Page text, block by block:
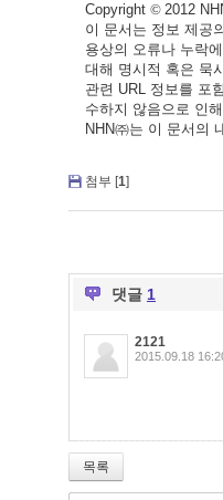
Copyright © 2012
이 문서는 정보 제공
용상의 오류나 누락
대해 명시적 혹은 묵
관련 URL 정보를 포
수하지 않음으로 인
NHN㈜는 이 문서의
첨부 [1]
댓글 1
2121
2015.09.18
목록